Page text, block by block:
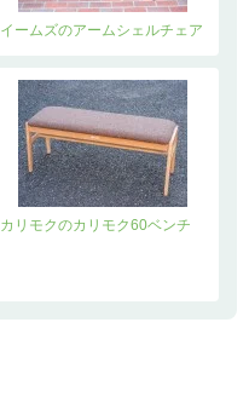
イームズのアームシェルチェア
カリモクのカリモク60ベンチ